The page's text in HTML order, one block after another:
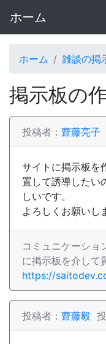
ホーム
ホーム 雑談の掲
掲示板の
投稿者： 齋藤亮子
サイトに掲示板を
置して誘導したい
しいです。
よろしくお願いし
コミュニケーショ
に掲示板を介して
https://
投稿者： 齋藤毅